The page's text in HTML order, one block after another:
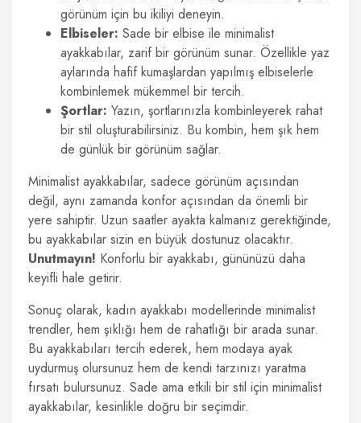
görünüm için bu ikiliyi deneyin.
Elbiseler: Sade bir elbise ile minimalist
ayakkabılar, zarif bir görünüm sunar. Özellikle yaz
aylarında hafif kumaşlardan yapılmış elbiselerle
kombinlemek mükemmel bir tercih.
Şortlar: Yazın, şortlarınızla kombinleyerek rahat
bir stil oluşturabilirsiniz. Bu kombin, hem şık hem
de günlük bir görünüm sağlar.
Minimalist ayakkabılar, sadece görünüm açısından
değil, aynı zamanda konfor açısından da önemli bir
yere sahiptir. Uzun saatler ayakta kalmanız gerektiğinde,
bu ayakkabılar sizin en büyük dostunuz olacaktır.
Unutmayın! Konforlu bir ayakkabı, gününüzü daha
keyifli hale getirir.
Sonuç olarak, kadın ayakkabı modellerinde minimalist
trendler, hem şıklığı hem de rahatlığı bir arada sunar.
Bu ayakkabıları tercih ederek, hem modaya ayak
uydurmuş olursunuz hem de kendi tarzınızı yaratma
fırsatı bulursunuz. Sade ama etkili bir stil için minimalist
ayakkabılar, kesinlikle doğru bir seçimdir.